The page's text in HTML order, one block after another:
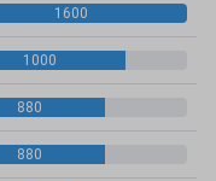
1600
1000
880
880